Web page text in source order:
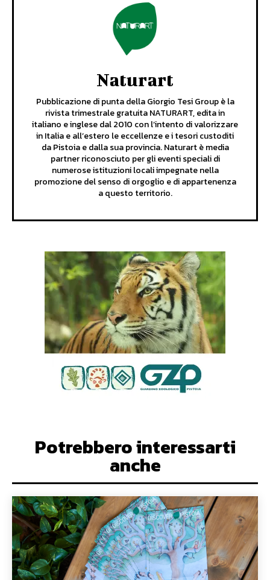
Naturart
Pubblicazione di punta della Giorgio Tesi Group è la
rivista trimestrale gratuita NATURART, edita in
italiano e inglese dal 2010 con l’intento di valorizzare
in Italia e all’estero le eccellenze e i tesori custoditi
da Pistoia e dalla sua provincia. Naturart è media
partner riconosciuto per gli eventi speciali di
numerose istituzioni locali impegnate nella
promozione del senso di orgoglio e di appartenenza
a questo territorio.
Potrebbero interessarti
anche